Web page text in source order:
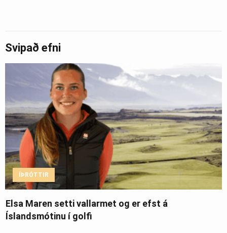
Svipað efni
ÍÞRÓTTIR
Elsa Maren setti vallarmet og er efst á
Íslandsmótinu í golfi